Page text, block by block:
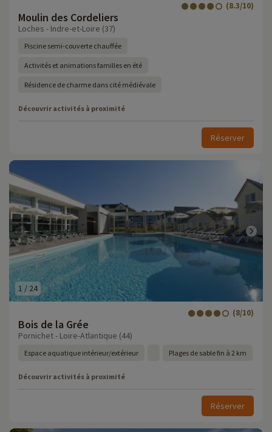
Moulin des Cordeliers
(8.3/10)
Loches - Indre-et-Loire (37)
Piscine semi-couverte chauffée
Activités et animations familles en été
Résidence de charme dans cité médiévale
Découvrir activités à proximité
Réserver
1 / 24
Bois de la Grée
(8/10)
Pornichet - Loire-Atlantique (44)
Espace aquatique intérieur/extérieur Plages de sable fin à 2 km
Découvrir activités à proximité
Réserver